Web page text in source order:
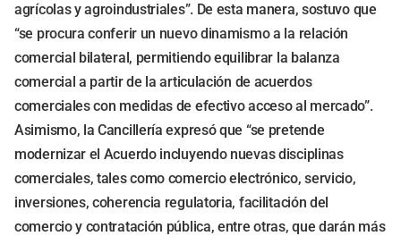
agrícolas y agroindustriales”. De esta manera, sostuvo que
“se procura conferir un nuevo dinamismo a la relación
comercial bilateral, permitiendo equilibrar la balanza
comercial a partir de la articulación de acuerdos
comerciales con medidas de efectivo acceso al mercado”.
Asimismo, la Cancillería expresó que “se pretende
modernizar el Acuerdo incluyendo nuevas disciplinas
comerciales, tales como comercio electrónico, servicio,
inversiones, coherencia regulatoria, facilitación del
comercio y contratación pública, entre otras, que darán más